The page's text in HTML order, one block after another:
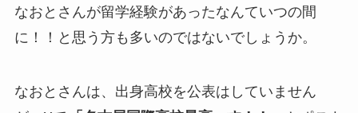
なおとさんが留学経験があったなんていつの間
に！！と思う方も多いのではないでしょうか。
なおとさんは、出身高校を公表はしていません